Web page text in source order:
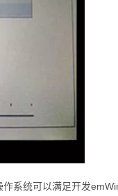
系统可以满足开发